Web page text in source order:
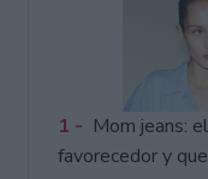
1 - Mom jeans:
favorecedor y